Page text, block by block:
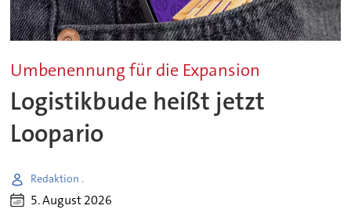
Umbenennung für die Expansion
Logistikbude heißt jetzt
Loopario
Redaktion .
5. August 2026